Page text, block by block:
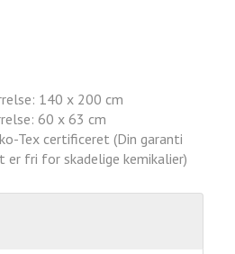
140 x 200 cm
60 x 63 cm
Tex certificeret (Din garanti
fri for skadelige kemikalier)